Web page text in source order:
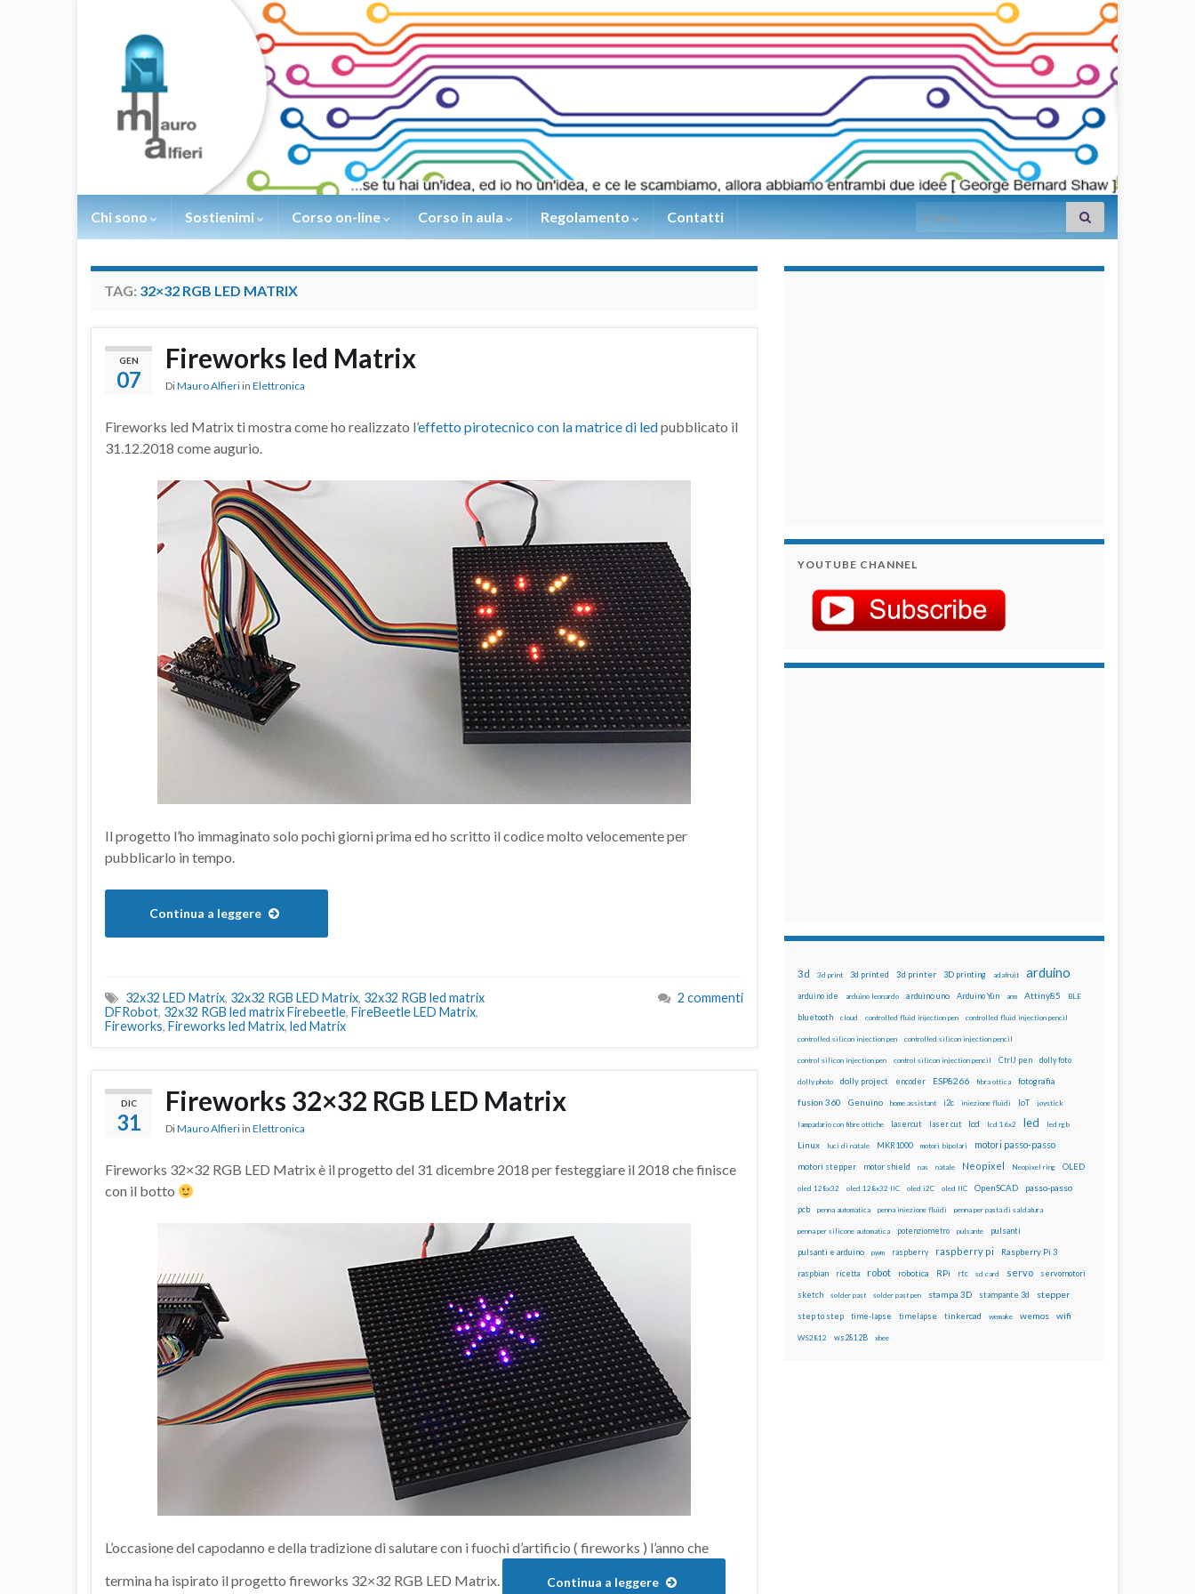
Chi sono Sostienimi Corso on-line Corso in aula Regolamento Contatti Search for:
TAG: 32×32 RGB LED MATRIX
GEN
07
Fireworks led Matrix
DiMauro Alfieri in Elettronica
Fireworks led Matrix ti mostra come ho realizzato l’effetto pirotecnico con la matrice di ledpubblicato il
31.12.2018 come augurio.
Il progetto l’ho immaginato solo pochi giorni prima ed ho scritto il codice molto velocemente per
pubblicarlo in tempo.
Continua a leggere
32x32 LED Matrix, 32x32 RGB LED Matrix, 32x32 RGB led matrix
DFRobot, 32x32 RGB led matrix Firebeetle, FireBeetle LED Matrix,
Fireworks, Fireworks led Matrix, led Matrix
2 commenti
DIC
31
Fireworks 32×32 RGB LED Matrix
DiMauro Alfieri in Elettronica
Fireworks 32×32 RGB LED Matrix è il progetto del 31 dicembre 2018 per festeggiare il 2018 che finisce
con il botto
L’occasione del capodanno e della tradizione di salutare con i fuochi d’artificio ( fireworks ) l’anno che
termina ha ispirato il progetto fireworks 32×32 RGB LED Matrix.
Continua a leggere
YOUTUBE CHANNEL
3d 3d print 3d printed 3d printer 3D printing adafruit arduino
arduino ide arduino leonardo arduino uno Arduino Yún arm Attiny85 BLE
bluetooth cloud controlled fluid injection pen controlled fluid injection pencil
controlled silicon injection pen controlled silicon injection pencil
control silicon injection pen control silicon injection pencil CtrlJ pen dolly foto
dolly photo dolly project encoder ESP8266 fibra ottica fotografia
fusion 360 Genuino home assistant i2c iniezione fluidi IoT joystick
lampadario con fibre ottiche lasercut laser cut lcd lcd 16x2 led led rgb
Linux luci di natale MKR1000 motori bipolari motori passo-passo
motori stepper motor shield nas natale Neopixel Neopixel ring OLED
oled 128x32 oled 128x32 IIC oled i2C oled IIC OpenSCAD passo-passo
pcb penna automatica penna iniezione fluidi penna per pasta di saldatura
penna per silicone automatica potenziometro pulsante pulsanti
pulsanti e arduino pwm raspberry raspberry pi Raspberry Pi 3
raspbian ricetta robot robotica RPi rtc sd card servo servomotori
sketch solder past solder past pen stampa 3D stampante 3d stepper
step to step time-lapse timelapse tinkercad wemake wemos wifi
WS2812 ws2812B xbee